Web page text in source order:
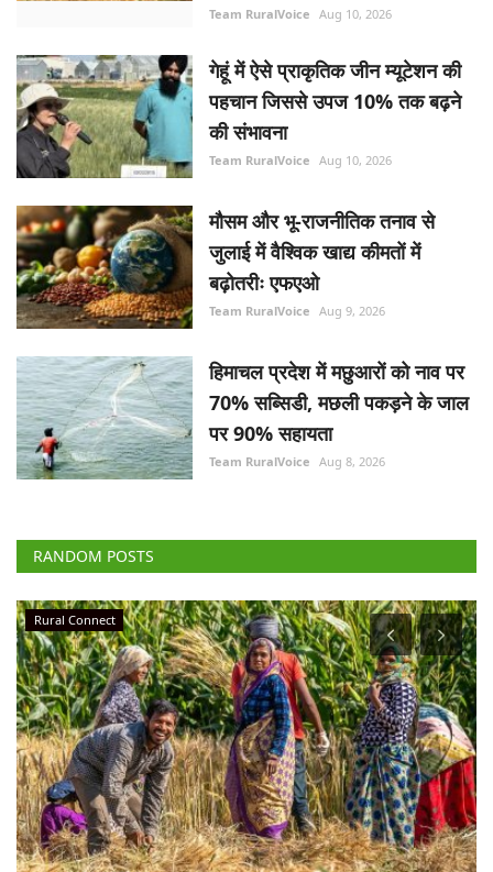
Team RuralVoice Aug 10, 2026
गेहूं में ऐसे प्राकृतिक जीन म्यूटेशन की
पहचान जिससे उपज 10% तक बढ़ने
की संभावना
Team RuralVoice Aug 10, 2026
मौसम और भू-राजनीतिक तनाव से
जुलाई में वैश्विक खाद्य कीमतों में
बढ़ोतरीः एफएओ
Team RuralVoice Aug 9, 2026
हिमाचल प्रदेश में मछुआरों को नाव पर
70% सब्सिडी, मछली पकड़ने के जाल
पर 90% सहायता
Team RuralVoice Aug 8, 2026
RANDOM POSTS
Rural Connect